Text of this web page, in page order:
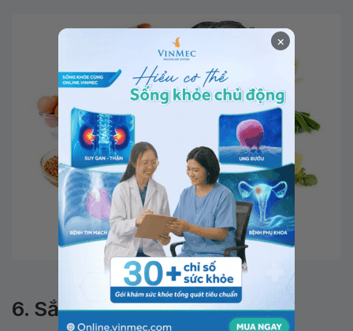
Acid folic đặc biệt cần thiết cho phụ nữ mang thai
6. Sắt
×